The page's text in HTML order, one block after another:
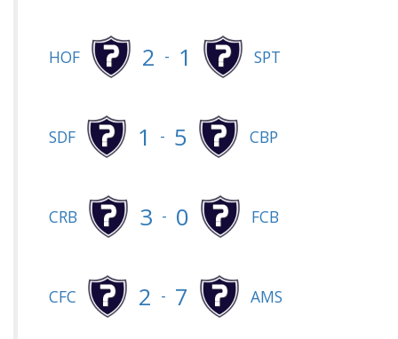
HOF 2 - 1 SPT
SDF 1 - 5 CBP
CRB 3 - 0 FCB
CFC 2 - 7 AMS